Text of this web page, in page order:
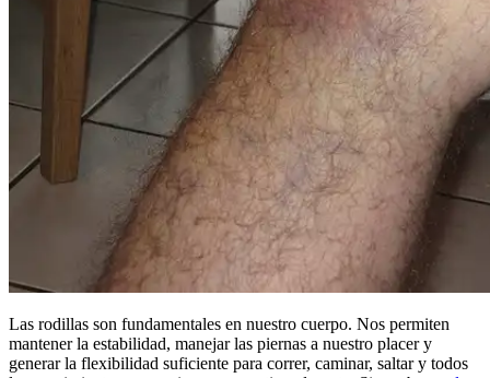
Las rodillas son fundamentales en nuestro cuerpo. Nos permiten
mantener la estabilidad, manejar las piernas a nuestro placer y
generar la flexibilidad suficiente para correr, caminar, saltar y todos